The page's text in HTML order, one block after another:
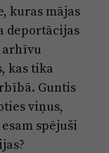
ticība
kuras mājas
deportācijas
arhīvu
kas tika
Guntis
viņus,
spējuši